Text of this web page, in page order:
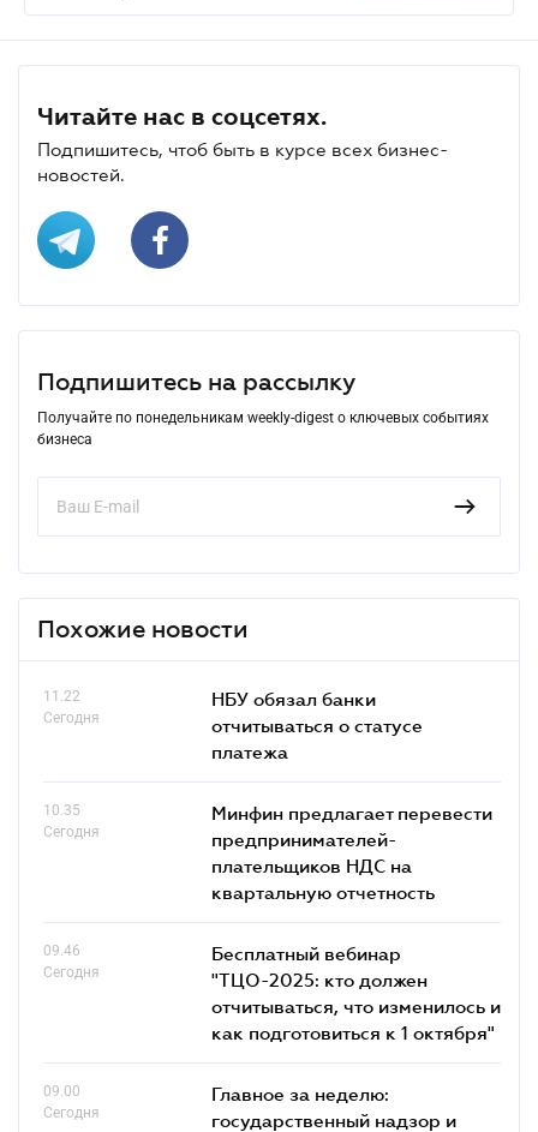
Читайте нас в соцсетях.
Подпишитесь, чтоб быть в курсе всех бизнес-
новостей.
Подпишитесь на рассылку
Получайте по понедельникам weekly-digest о ключевых событиях
бизнеса
Похожие новости
11.22
Сегодня
НБУ обязал банки
отчитываться о статусе
платежа
10.35
Сегодня
Минфин предлагает перевести
предпринимателей-
плательщиков НДС на
квартальную отчетность
09.46
Сегодня
Бесплатный вебинар
"ТЦО-2025: кто должен
отчитываться, что изменилось и
как подготовиться к 1 октября"
09.00
Сегодня
Главное за неделю:
государственный надзор и